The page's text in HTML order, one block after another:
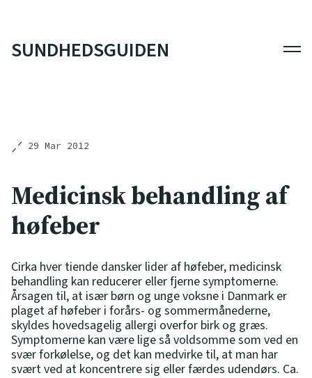
SUNDHEDSGUIDEN
29 Mar 2012
Medicinsk behandling af
høfeber
Cirka hver tiende dansker lider af høfeber, medicinsk
behandling kan reducerer eller fjerne symptomerne.
Årsagen til, at især børn og unge voksne i Danmark er
plaget af høfeber i forårs- og sommermånederne,
skyldes hovedsagelig allergi overfor birk og græs.
Symptomerne kan være lige så voldsomme som ved en
svær forkølelse, og det kan medvirke til, at man har
svært ved at koncentrere sig eller færdes udendørs. Ca.